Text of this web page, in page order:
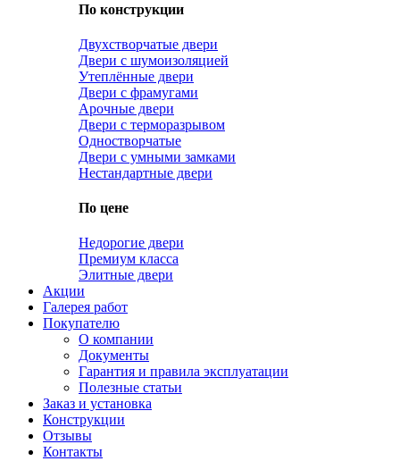
По конструкции
Двухстворчатые двери
Двери с шумоизоляцией
Утеплённые двери
Двери с фрамугами
Арочные двери
Двери с терморазрывом
Одностворчатые
Двери с умными замками
Нестандартные двери
По цене
Недорогие двери
Премиум класса
Элитные двери
Акции
Галерея работ
Покупателю
О компании
Документы
Гарантия и правила эксплуатации
Полезные статьи
Заказ и установка
Конструкции
Отзывы
Контакты